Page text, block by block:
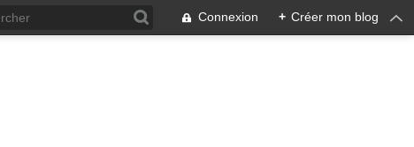
Connexion + Créer mon blog